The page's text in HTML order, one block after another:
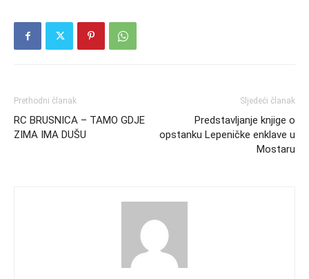
Prethodni članak
RC BRUSNICA – TAMO GDJE
ZIMA IMA DUŠU
Sljedeći članak
Predstavljanje knjige o
opstanku Lepeničke enklave u
Mostaru